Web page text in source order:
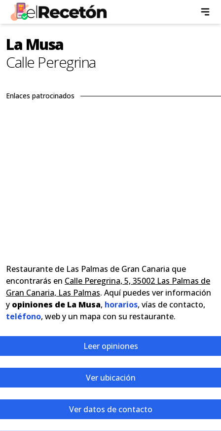
La Musa
Calle Peregrina
Enlaces patrocinados
Restaurante de Las Palmas de Gran Canaria que
encontrarás en Calle Peregrina, 5, 35002 Las Palmas de
Gran Canaria, Las Palmas. Aquí puedes ver información
y opiniones de La Musa, horarios, vías de contacto,
teléfono, web y un mapa con su restaurante.
Leer opiniones
Ver ubicación
Ver datos de contacto